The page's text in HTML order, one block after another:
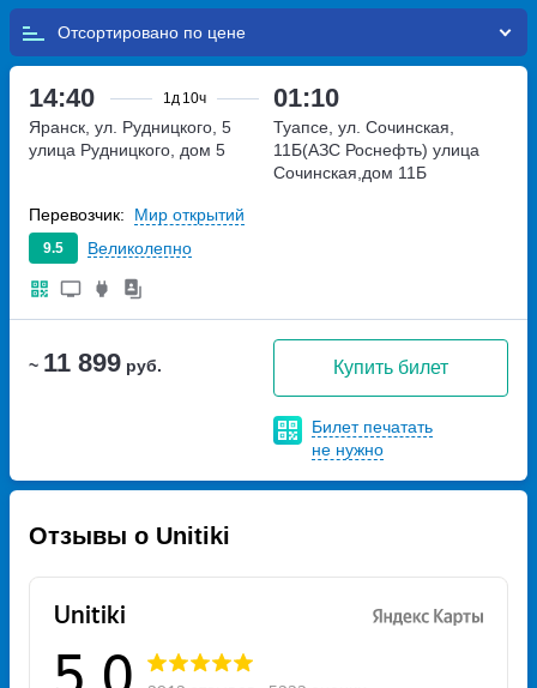
Отсортировано по
14:40 1д 10ч 01:10
~ 11 899 руб. Купить билет
Билет печатать
не нужно
Яранск, ул. Рудницкого, 5
улица Рудницкого, дом 5
Туапсе, ул. Сочинская,
11Б(АЗС Роснефть) улица
Сочинская,дом 11Б
9.5 Великолепно
Перевозчик: Мир открытий
Отзывы о Unitiki